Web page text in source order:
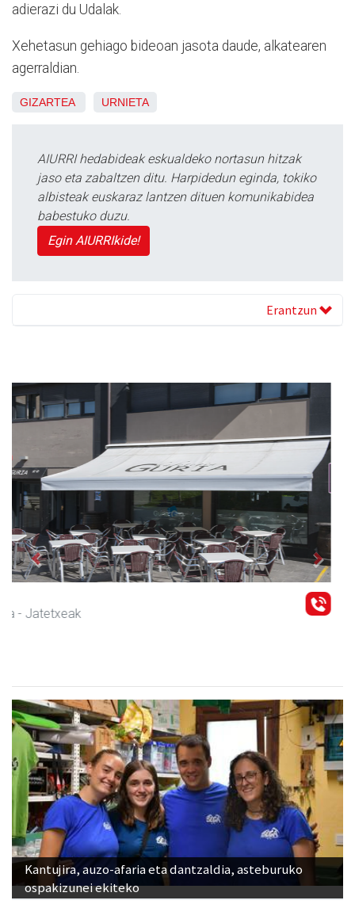
adierazi du Udalak.
Xehetasun gehiago bideoan jasota daude, alkatearen
agerraldian.
GIZARTEA URNIETA
AIURRI hedabideak eskualdeko nortasun hitzak
jaso eta zabaltzen ditu. Harpidedun eginda, tokiko
albisteak euskaraz lantzen dituen komunikabidea
babestuko duzu.
Egin AIURRIkide!
Erantzun
Barn trasteleku eta biltegi txikien alokairua
Urnieta - Trastelekuak
Previous Next
Kantujira, auzo-afaria eta dantzaldia, asteburuko
ospakizunei ekiteko